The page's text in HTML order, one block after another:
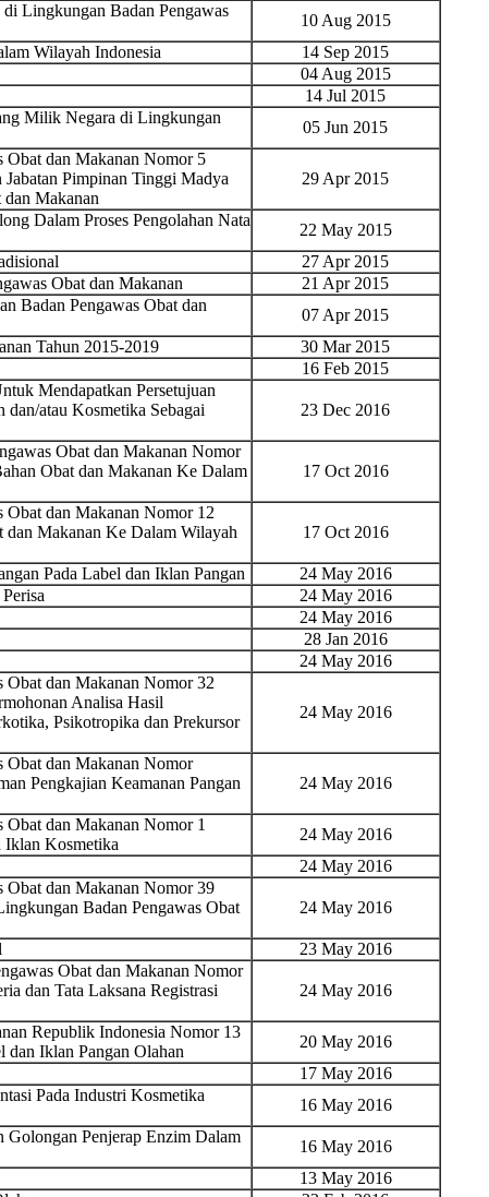
Lingkungan Badan Pengawas
10 Aug 2015
Wilayah Indonesia
14 Sep 2015
04 Aug 2015
14 Jul 2015
Milik Negara di Lingkungan
05 Jun 2015
Obat dan Makanan Nomor 5
Jabatan Pimpinan Tinggi Madya
Makanan
29 Apr 2015
Dalam Proses Pengolahan Nata
22 May 2015
27 Apr 2015
Obat dan Makanan
21 Apr 2015
Badan Pengawas Obat dan
07 Apr 2015
Tahun 2015-2019
30 Mar 2015
16 Feb 2015
Mendapatkan Persetujuan
atau Kosmetika Sebagai
23 Dec 2016
Obat dan Makanan Nomor
Obat dan Makanan Ke Dalam
17 Oct 2016
Obat dan Makanan Nomor 12
dan Makanan Ke Dalam Wilayah
17 Oct 2016
Pada Label dan Iklan Pangan
24 May 2016
24 May 2016
24 May 2016
28 Jan 2016
24 May 2016
Obat dan Makanan Nomor 32
Analisa Hasil
Psikotropika dan Prekursor
24 May 2016
Obat dan Makanan Nomor
Pengkajian Keamanan Pangan
24 May 2016
Obat dan Makanan Nomor 1
Iklan Kosmetika
24 May 2016
24 May 2016
Obat dan Makanan Nomor 39
Badan Pengawas Obat
24 May 2016
23 May 2016
Obat dan Makanan Nomor
dan Tata Laksana Registrasi
24 May 2016
Republik Indonesia Nomor 13
dan Iklan Pangan Olahan
20 May 2016
17 May 2016
Pada Industri Kosmetika
16 May 2016
Golongan Penjerap Enzim Dalam
16 May 2016
13 May 2016